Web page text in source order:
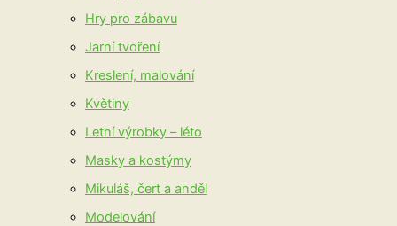
Hry pro zábavu
Jarní tvoření
Kreslení, malování
Květiny
Letní výrobky – léto
Masky a kostýmy
Mikuláš, čert a anděl
Modelování